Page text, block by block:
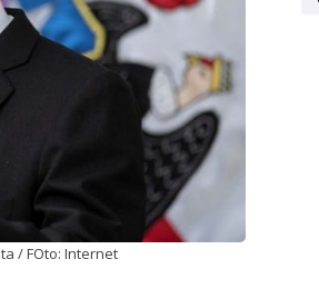
/ FOto: Internet